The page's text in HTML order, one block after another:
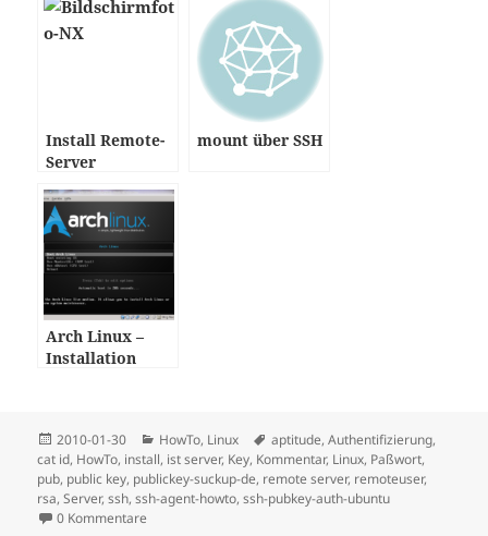
Install Remote-
Server
mount über SSH
Arch Linux –
Installation
Posted
on
2010-01-30 Categories
HowTo, Linux Tags
aptitude,Authentifizierung,
cat id, HowTo, install, ist server, Key, Kommentar, Linux, Paßwort,
pub, public key, publickey-suckup-de, remote server, remoteuser,
rsa,Server,ssh,ssh-agent-howto,ssh-pubkey-auth-ubuntu
0 Kommentare